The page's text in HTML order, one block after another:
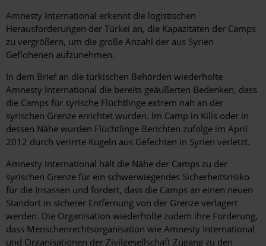
Amnesty International erkennt die logistischen
Herausforderungen der Türkei an, die Kapazitäten der Camps
zu vergrößern, um die große Anzahl der aus Syrien
Geflohenen aufzunehmen.
In dem Brief an die türkischen Behörden wiederholte
Amnesty International die bereits geäußerten Bedenken, dass
die Camps für syrische Flüchtlinge extrem nah an der
syrischen Grenze errichtet wurden. Im Camp in Kilis oder in
dessen Nähe wurden Flüchtlinge Berichten zufolge im April
2012 durch verirrte Kugeln aus Gefechten in Syrien verletzt.
Amnesty International hält die Nähe der Camps zu der
syrischen Grenze für ein schwerwiegendes Sicherheitsrisiko
für die Insassen und fordert, dass die Camps an einen neuen
Standort in sicherer Entfernung von der Grenze verlagert
werden. Die Organisation wiederholte zudem ihre Forderung,
dass Menschenrechtsorganisation wie Amnesty International
und Organisationen der Zivilgesellschaft Zugang zu den